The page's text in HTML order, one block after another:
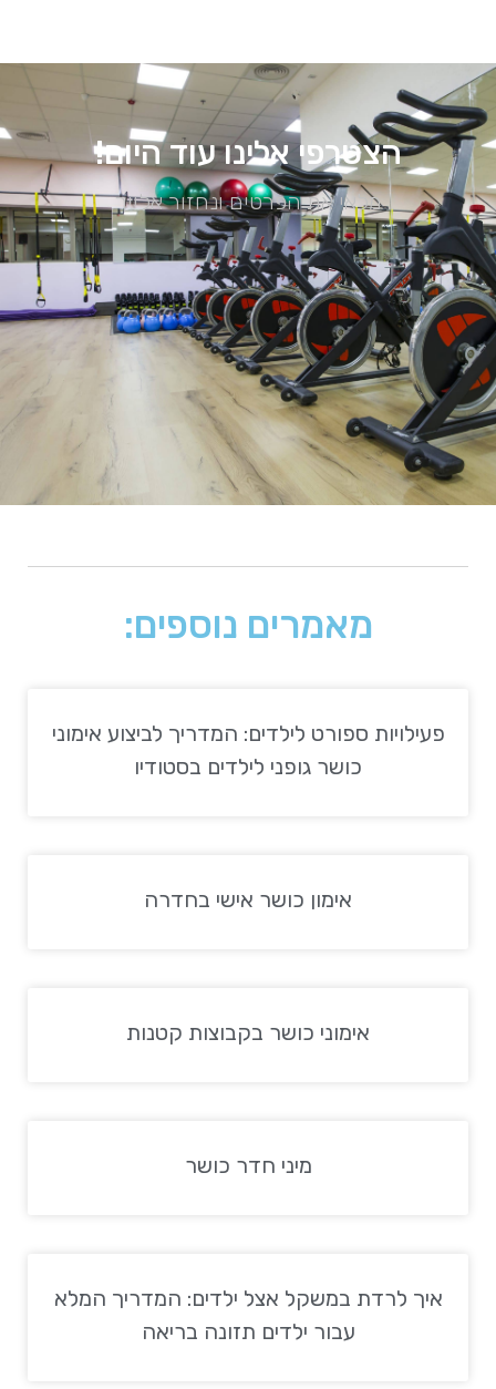
הצטרפי אלינו עוד היום!
מלאי את הפרטים ונחזור אלייך
מאמרים נוספים:
פעילויות ספורט לילדים: המדריך לביצוע אימוני
כושר גופני לילדים בסטודיו
אימון כושר אישי בחדרה
אימוני כושר בקבוצות קטנות
מיני חדר כושר
איך לרדת במשקל אצל ילדים: המדריך המלא
עבור ילדים תזונה בריאה